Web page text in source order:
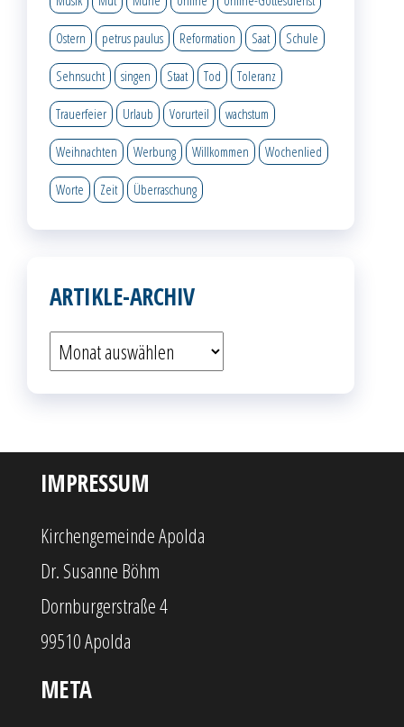
Ostern petrus paulus Reformation Saat Schule
Sehnsucht singen Staat Tod Toleranz
Trauerfeier Urlaub Vorurteil wachstum
Weihnachten Werbung Willkommen Wochenlied
Worte Zeit Überraschung
ARTIKLE-ARCHIV
Artikle-
IMPRESSUM
Kirchengemeinde Apolda
Dr. Susanne Böhm
Dornburgerstraße 4
99510 Apolda
META